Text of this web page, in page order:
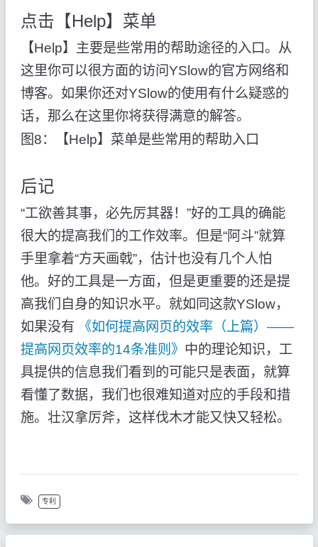
点击【Help】菜单
【Help】主要是些常用的帮助途径的入口。从
这里你可以很方面的访问YSlow的官方网络和
博客。如果你还对YSlow的使用有什么疑惑的
话，那么在这里你将获得满意的解答。
图8：【Help】菜单是些常用的帮助入口
后记
“工欲善其事，必先厉其器！”好的工具的确能
很大的提高我们的工作效率。但是“阿斗”就算
手里拿着“方天画戟”，估计也没有几个人怕
他。好的工具是一方面，但是更重要的还是提
高我们自身的知识水平。就如同这款YSlow，
如果没有 《如何提高网页的效率（上篇）——
提高网页效率的14条准则》 中的理论知识，工
具提供的信息我们看到的可能只是表面，就算
看懂了数据，我们也很难知道对应的手段和措
施。壮汉拿厉斧，这样伐木才能又快又轻松。
专利